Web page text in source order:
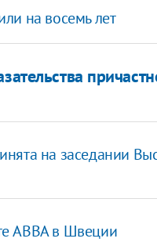
на восемь лет
на заседании
ABBA в Швеции